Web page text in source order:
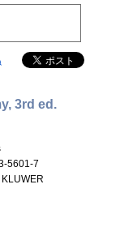
3rd ed.
5601-7
KLUWER